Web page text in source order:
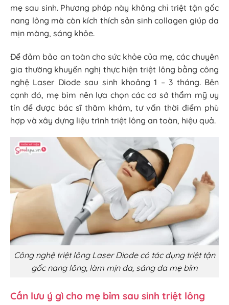
mẹ sau sinh. Phương pháp này không chỉ triệt tận gốc
nang lông mà còn kích thích sản sinh collagen giúp da
mịn màng, sáng khỏe.
Để đảm bảo an toàn cho sức khỏe của mẹ, các chuyên
gia thường khuyến nghị thực hiện triệt lông bằng công
nghệ Laser Diode sau sinh khoảng 1 – 3 tháng. Bên
cạnh đó, mẹ bỉm nên lựa chọn các cơ sở thẩm mỹ uy
tín để được bác sĩ thăm khám, tư vấn thời điểm phù
hợp và xây dựng liệu trình triệt lông an toàn, hiệu quả.
Công nghệ triệt lông Laser Diode có tác dụng triệt tận
gốc nang lông, làm mịn da, sáng da mẹ bỉm
Cần lưu ý gì cho mẹ bỉm sau sinh triệt lông